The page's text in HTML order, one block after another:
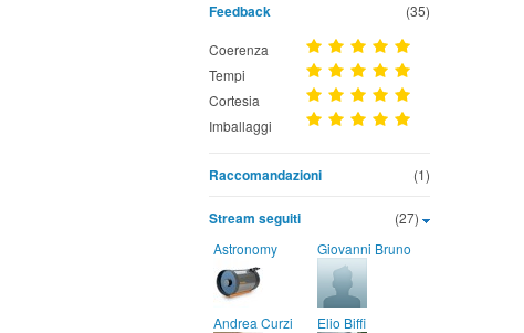
Feedback (35)
Coerenza
Tempi
Cortesia
Imballaggi
(1)
Raccomandazioni
(27)
Stream seguiti
Astronomy Giovanni Bruno
Andrea Curzi Elio Biffi